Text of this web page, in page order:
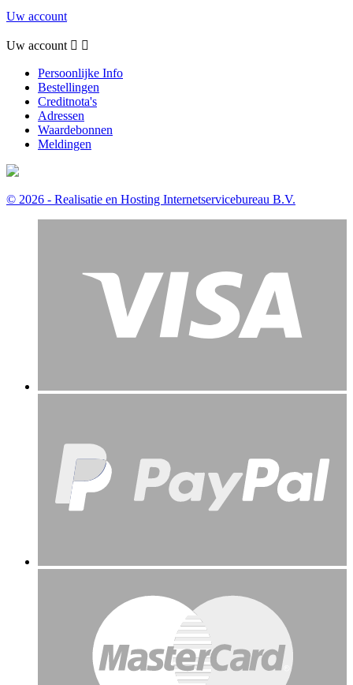
Uw account
Uw account  
Persoonlijke Info
Bestellingen
Creditnota's
Adressen
Waardebonnen
Meldingen
© 2026 - Realisatie en Hosting Internetservicebureau B.V.